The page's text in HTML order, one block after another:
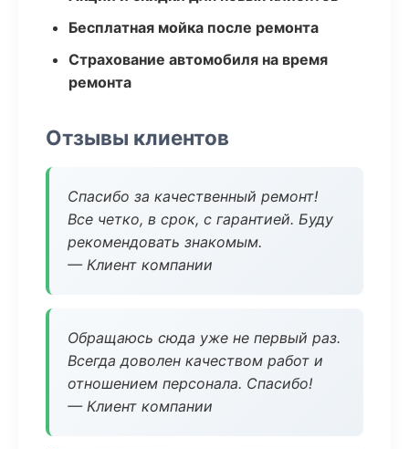
Бесплатная мойка после ремонта
Страхование автомобиля на время
ремонта
Отзывы клиентов
Спасибо за качественный ремонт!
Все четко, в срок, с гарантией. Буду
рекомендовать знакомым.
— Клиент компании
Обращаюсь сюда уже не первый раз.
Всегда доволен качеством работ и
отношением персонала. Спасибо!
— Клиент компании